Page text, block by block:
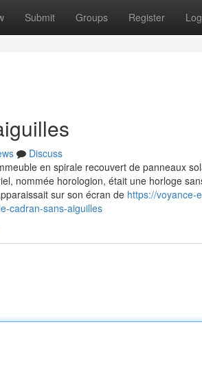
Submit Groups Register
Discuss
en spirale recouvert de panneaux
nommée horologion, était une horloge
sur son écran de https://voyance-
cadran-sans-aiguilles